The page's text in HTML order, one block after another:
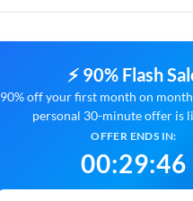
⚡ 90% Flash
90% off your first month on
personal 30-minute offer is
OFFER ENDS IN:
00:29:45